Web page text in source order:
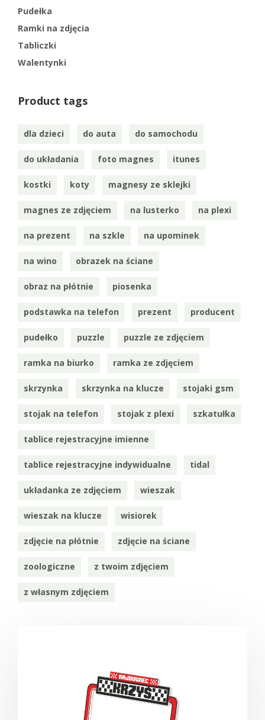
Pudełka
Ramki na zdjęcia
Tabliczki
Walentynki
Product tags
dla dzieci do auta do samochodu
do układania foto magnes itunes
kostki koty magnesy ze sklejki
magnes ze zdjęciem na lusterko na plexi
na prezent na szkle na upominek
na wino obrazek na ściane
obraz na płótnie piosenka
podstawka na telefon prezent producent
pudełko puzzle puzzle ze zdjęciem
ramka na biurko ramka ze zdjęciem
skrzynka skrzynka na klucze stojaki gsm
stojak na telefon stojak z plexi szkatułka
tablice rejestracyjne imienne
tablice rejestracyjne indywidualne tidal
układanka ze zdjęciem wieszak
wieszak na klucze wisiorek
zdjęcie na płótnie zdjęcie na ściane
zoologiczne z twoim zdjęciem
z własnym zdjęciem